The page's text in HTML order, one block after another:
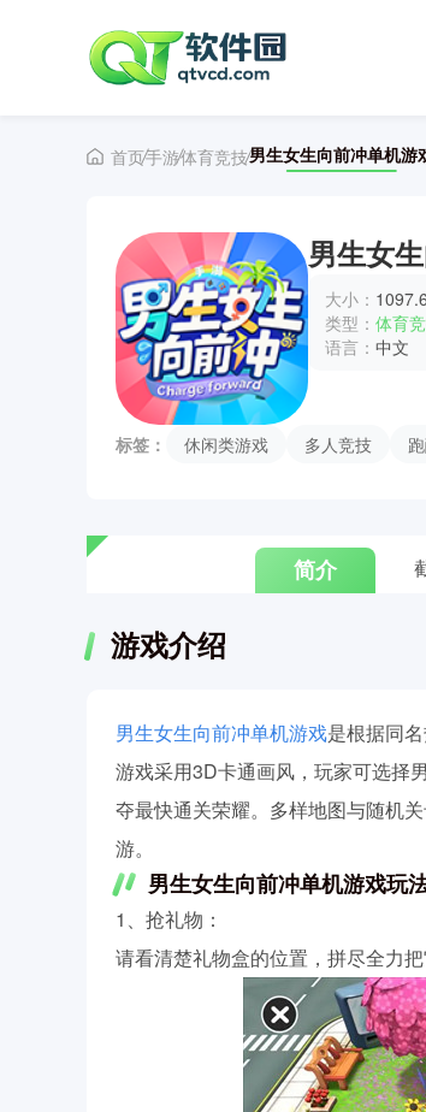
首页手游体育竞技男生女生向前冲单机游
男生女
大小：
类型： 体育
语言： 中文
标签： 休闲类游戏 多人竞技
简介
游戏介绍
男生女生向前冲单机游戏是根据同
游戏采用3D卡通画风，玩家可选择
夺最快通关荣耀。多样地图与随机
游。
男生女生向前冲单机游戏玩
1、抢礼物：
请看清楚礼物盒的位置，拼尽全力